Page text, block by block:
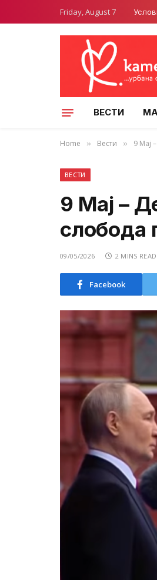
Friday, August 7
ВЕСТИ
Home » Вести » 9 Мај
ВЕСТИ
9 Мај –
слобода
09/05/2026 2 MINS READ
Facebook